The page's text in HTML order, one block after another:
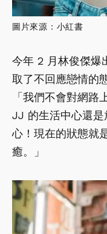
圖片來源：小紅書
今年 2 月林俊傑爆
取了不回應戀情的
「我們不會對網路
JJ 的生活中心還是
心！現在的狀態就
癒。」